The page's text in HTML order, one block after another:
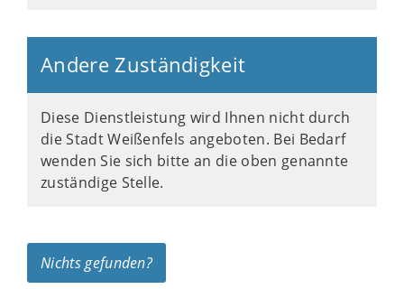
Andere Zuständigkeit
Diese Dienstleistung wird Ihnen nicht durch
die Stadt Weißenfels angeboten. Bei Bedarf
wenden Sie sich bitte an die oben genannte
zuständige Stelle.
Nichts gefunden?